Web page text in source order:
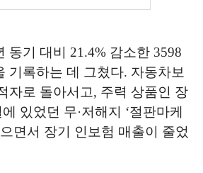
동기 대비 21.4% 감소한 3598
기록하는 데 그쳤다. 자동차보
자로 돌아서고, 주력 상품인 장
있었던 무·저해지 ‘절판마케
면서 장기 인보험 매출이 줄었